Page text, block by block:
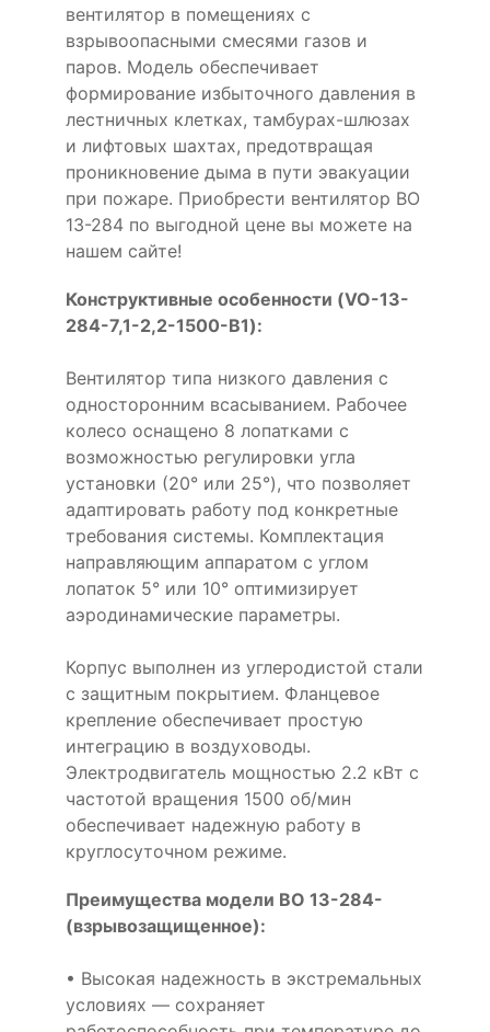
вентилятор в помещениях с
взрывоопасными смесями газов и
паров. Модель обеспечивает
формирование избыточного давления в
лестничных клетках, тамбурах-шлюзах
и лифтовых шахтах, предотвращая
проникновение дыма в пути эвакуации
при пожаре. Приобрести вентилятор ВО
13-284 по выгодной цене вы можете на
нашем сайте!
Конструктивные особенности (VO-13-
284-7,1-2,2-1500-B1):
Вентилятор типа низкого давления с
односторонним всасыванием. Рабочее
колесо оснащено 8 лопатками с
возможностью регулировки угла
установки (20° или 25°), что позволяет
адаптировать работу под конкретные
требования системы. Комплектация
направляющим аппаратом с углом
лопаток 5° или 10° оптимизирует
аэродинамические параметры.
Корпус выполнен из углеродистой стали
с защитным покрытием. Фланцевое
крепление обеспечивает простую
интеграцию в воздуховоды.
Электродвигатель мощностью 2.2 кВт с
частотой вращения 1500 об/мин
обеспечивает надежную работу в
круглосуточном режиме.
Преимущества модели ВО 13-284-
(взрывозащищенное):
• Высокая надежность в экстремальных
условиях — сохраняет